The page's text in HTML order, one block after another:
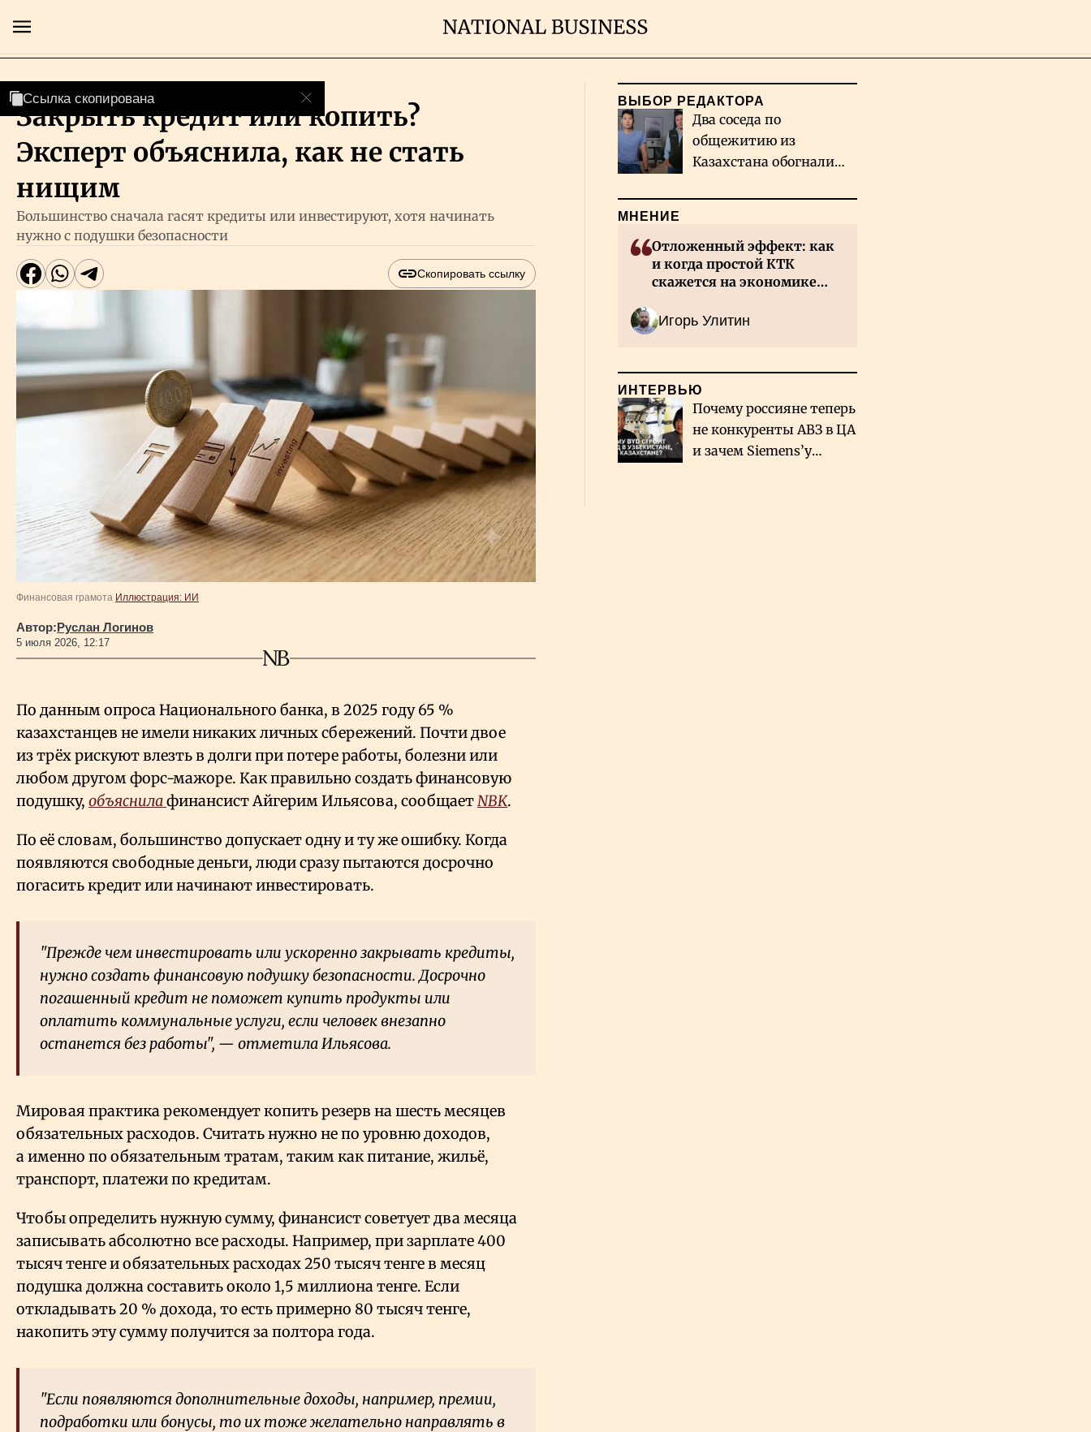
Главная
Бизнес
Рынки
Власть
Геополитика
Люди
Все новости
Люди
Закрыть кредит или копить?
Эксперт объяснила, как не стать
нищим
Большинство сначала гасят кредиты или инвестируют, хотя начинать
нужно с подушки безопасности
Скопировать ссылку
Ссылка скопирована
Финансовая грамота Иллюстрация: ИИ
Автор:Руслан Логинов
5 июля 2026, 12:17
По данным опроса Национального банка, в 2025 году 65 %
казахстанцев не имели никаких личных сбережений. Почти двое
из трёх рискуют влезть в долги при потере работы, болезни или
любом другом форс-мажоре. Как правильно создать финансовую
подушку, объяснилафинансист Айгерим Ильясова, сообщает NBK.
По её словам, большинство допускает одну и ту же ошибку. Когда
появляются свободные деньги, люди сразу пытаются досрочно
погасить кредит или начинают инвестировать.
"Прежде чем инвестировать или ускоренно закрывать кредиты,
нужно создать финансовую подушку безопасности. Досрочно
погашенный кредит не поможет купить продукты или
оплатить коммунальные услуги, если человек внезапно
останется без работы", — отметила Ильясова.
Мировая практика рекомендует копить резерв на шесть месяцев
обязательных расходов. Считать нужно не по уровню доходов,
а именно по обязательным тратам, таким как питание, жильё,
транспорт, платежи по кредитам.
Чтобы определить нужную сумму, финансист советует два месяца
записывать абсолютно все расходы. Например, при зарплате 400
тысяч тенге и обязательных расходах 250 тысяч тенге в месяц
подушка должна составить около 1,5 миллиона тенге. Если
откладывать 20 % дохода, то есть примерно 80 тысяч тенге,
накопить эту сумму получится за полтора года.
"Если появляются дополнительные доходы, например, премии,
подработки или бонусы, то их тоже желательно направлять в
ВЫБОР РЕДАКТОРА
Два соседа по
общежитию из
Казахстана обогнали
МНЕНИЕ
Отложенный эффект: как
и когда простой КТК
скажется на экономике
Игорь Улитин
ИНТЕРВЬЮ
Почему россияне теперь
не конкуренты АВЗ в ЦА
и зачем Siemens’у
Ссылка скопирована
Ссылка скопирована
Ссылка скопирована